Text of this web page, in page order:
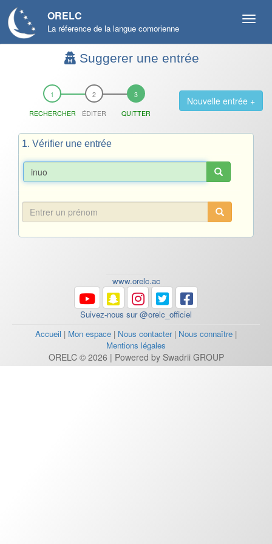
ORELC
La réference de la langue comorienne
Suggerer une entrée
RECHERCHER ÉDITER QUITTER
Nouvelle entrée +
1. Vérifier une entrée
www.orelc.ac
Suivez-nous sur @orelc_officiel
Accueil | Mon espace | Nous contacter| Nous connaître |
Mentions légales
ORELC © 2026 | Powered by Swadrii GROUP